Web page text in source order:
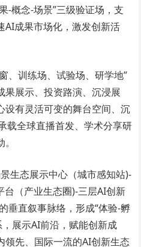
-概念-场景”三级验证场，支
AI成果市场化，激发创新活
、训练场、试验场、研学地”
果展示、投资路演、沉浸展
设有灵活可变的舞台空间、沉
载全球直播首发、学术分享研
生态展示中心（城市感知站)-
（产业生态圈)-三层AI创新
垂直叙事脉络，形成“体验-孵
展示AI前沿，赋能创新成
领先、国际一流的AI创新生态